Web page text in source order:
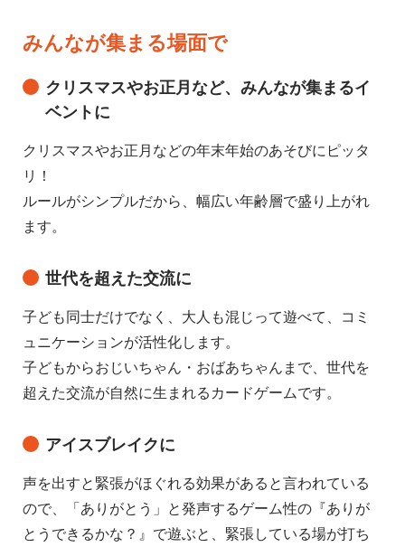
みんなが集まる場面で
クリスマスやお正月など、みんなが集まるイ
ベントに
クリスマスやお正月などの年末年始のあそびにピッタ
リ！
ルールがシンプルだから、幅広い年齢層で盛り上がれ
ます。
世代を超えた交流に
子ども同士だけでなく、大人も混じって遊べて、コミ
ュニケーションが活性化します。
子どもからおじいちゃん・おばあちゃんまで、世代を
超えた交流が自然に生まれるカードゲームです。
アイスブレイクに
声を出すと緊張がほぐれる効果があると言われている
ので、「ありがとう」と発声するゲーム性の『ありが
とうできるかな？』で遊ぶと、緊張している場が打ち